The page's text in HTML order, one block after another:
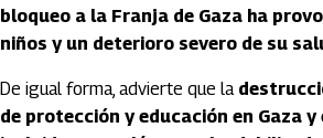
bloqueo a la Franja de Gaza ha
niños y un deterioro severo de su
De igual forma, advierte que la
de protección y educación en Gaza y